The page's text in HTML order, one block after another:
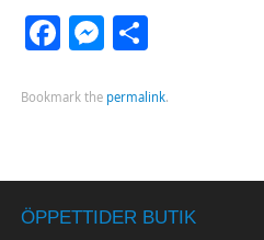
Facebook
Messenger
Dela
Bookmark the permalink.
ÖPPETTIDER BUTIK